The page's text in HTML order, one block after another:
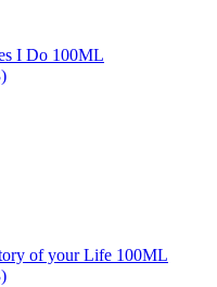
I Do 100ML
of your Life 100ML